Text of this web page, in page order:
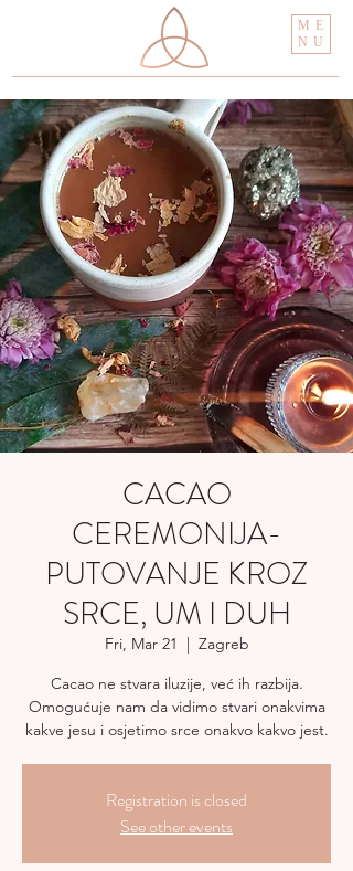
ME
NU
CACAO
CEREMONIJA-
PUTOVANJE KROZ
SRCE, UM I DUH
Fri, Mar 21
  |
Zagreb
Cacao ne stvara iluzije, već ih razbija.
Omogućuje nam da vidimo stvari onakvima
kakve jesu i osjetimo srce onakvo kakvo jest.
Registration is closed
See other events